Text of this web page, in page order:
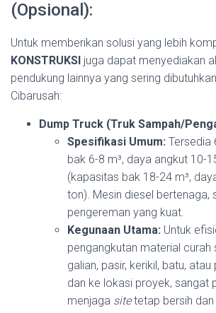
(Opsional):
Untuk memberikan solusi yang lebih
KONSTRUKSI juga dapat menyediakan
pendukung lainnya yang sering
Cibarusah:
Dump Truck (Truk Sampah/
Spesifikasi Umum: Tersedia
bak 6-8 m³, daya angkut 10-
(kapasitas bak 18-24 m³,
ton). Mesin diesel bertenaga,
pengereman yang kuat.
Kegunaan Utama: Untuk
pengangkutan material curah
galian, pasir, kerikil, batu, atau
dan ke lokasi proyek, sangat
menjaga sitetetap bersih dan